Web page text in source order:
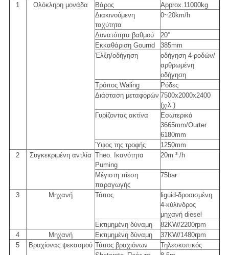
1
Ολόκληρη μονάδα Βάρος
Approx.11000kg
Διακινούμενη
ταχύτητα
0~20km/h
Δυνατότητα βαθμού
20°
Εκκαθάριση Gournd
385mm
Έλξη/οδήγηση
οδήγηση 4-ροδών/
αρθρωμένη
οδήγηση
Τρόπος Waling
Ρόδες
Διάσταση μεταφορών 7500x2000x2400
(χιλ.)
Γυρίζοντας ακτίνα
Εσωτερικά
3665mm/Ourter
6180mm
Ύψος της τροφής
1250mm
2
Συγκεκριμένη αντλία Theo. Ικανότητα
Puming
20m ³ /h
Μέγιστη πίεση
παραγωγής
75bar
3 Μηχανή Τύπος
liguid-δροσισμένη
4-κύλινδρος
μηχανή diesel
Εκτιμημένη δύναμη
82KW/2200rpm
4
Μηχανή Εκτιμημένη δύναμη
37KW/1480rpm
5
Βραχίονας ψεκασμού Τύπος βραχιόνων
Τηλεσκοπικός